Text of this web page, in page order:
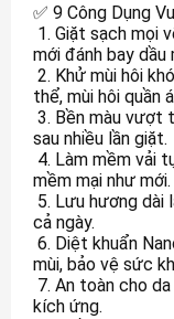
✅ 9 Công Dụng
1. Giặt sạch mọi
mới đánh bay dầu
2. Khử mùi hôi
thể, mùi hôi quần
3. Bền màu vượt
sau nhiều lần giặt.
4. Làm mềm vải
mềm mại như mới.
5. Lưu hương dài
cả ngày.
6. Diệt khuẩn
mùi, bảo vệ sức
7. An toàn cho
kích ứng.